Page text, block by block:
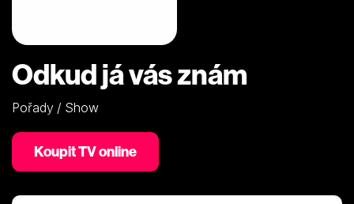
Odkud já vás znám
Pořady / Show
Koupit TV online